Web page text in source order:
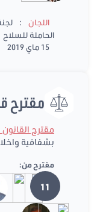
اللجان :
الحاملة للسلاح
15 ماي 2019
مقترح
مقترح القانون
بشفافية
مقترح من:
11